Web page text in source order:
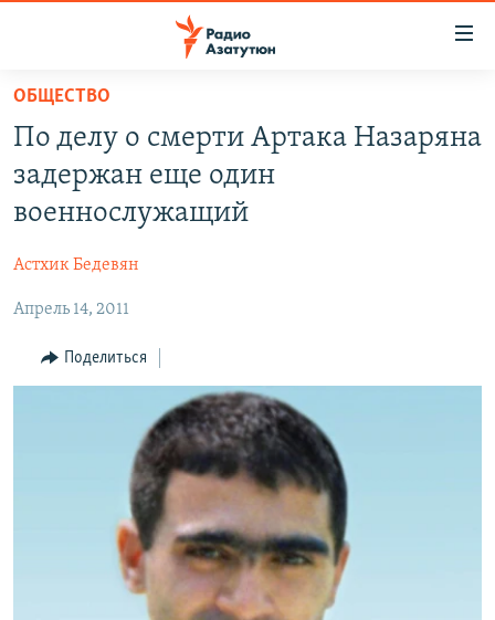
Перейти
основному
содержанию
Перейти
основной
Перейти
поиску
НОВОСТИ
ПОЛИТИКА
ЭКОНОМИКА
РЕГИОН
НАГОРНЫЙ КАРАБАХ
ОБЩЕСТВО
По делу о смерти Артака Назаряна
задержан еще один
военнослужащий
Астхик Бедевян
Апрель 14, 2011
Поделиться